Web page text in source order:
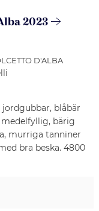
2023
D'ALBA
blåbär
bärig
murriga tanniner
bra beska. 4800